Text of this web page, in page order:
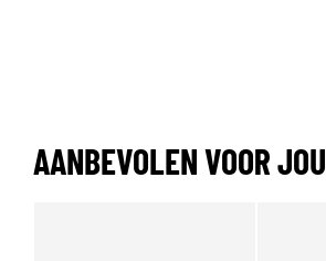
AANBEVOLEN VOOR JOU